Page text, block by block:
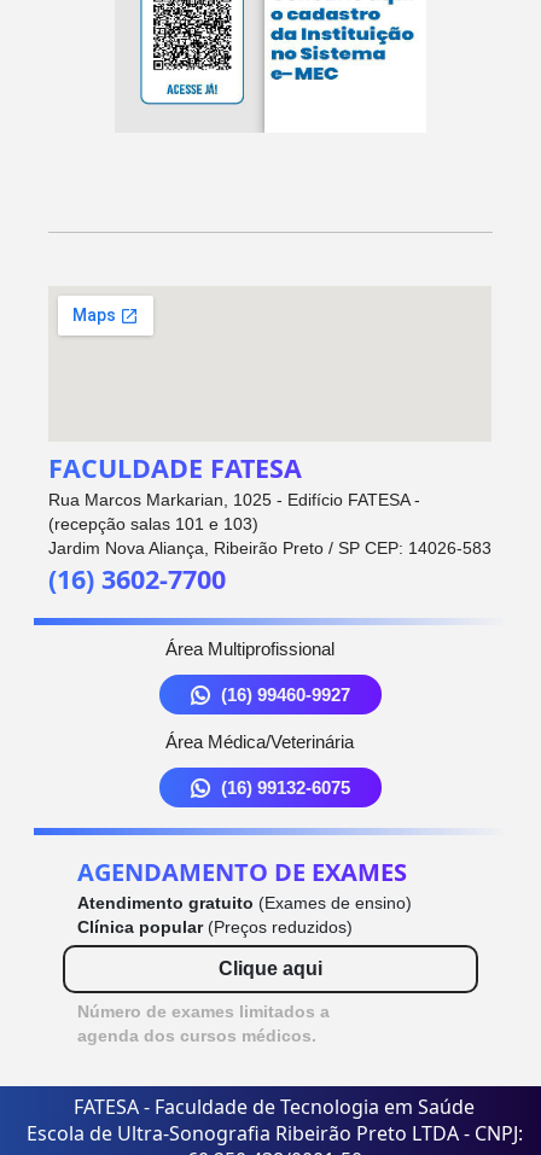
FACULDADE FATESA
Rua Marcos Markarian, 1025 - Edifício FATESA -
(recepção salas 101 e 103)
Jardim Nova Aliança, Ribeirão Preto / SP CEP: 14026-583
(16) 3602-7700
Área Multiprofissional
(16) 99460-9927
Área Médica/Veterinária
(16) 99132-6075
AGENDAMENTO DE EXAMES
Atendimento gratuito (Exames de ensino)
Clínica popular(Preços reduzidos)
Clique aqui
Número de exames limitados a
agenda dos cursos médicos.
FATESA - Faculdade de Tecnologia em Saúde
Escola de Ultra-Sonografia Ribeirão Preto LTDA - CNPJ: